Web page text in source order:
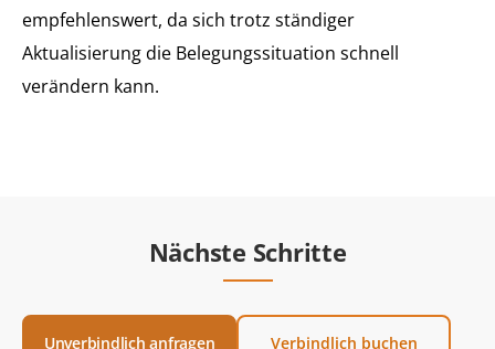
empfehlenswert, da sich trotz ständiger
Aktualisierung die Belegungssituation schnell
verändern kann.
Nächste Schritte
Unverbindlich anfragen Verbindlich buchen